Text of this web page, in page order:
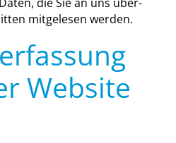
mit­ge­le­sen wer­den.
Website